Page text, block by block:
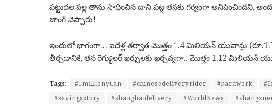
పట్టుదల వల్ల తాను సాధించిన దాని పట్ల తనకు గర్వంగా అనిపించిందని,
జాంగ్ చెప్పారు!
ఇందులో భాగంగా… ఐదేళ్ల తర్వాత మొత్తం 1.4 మిలియన్ యువాన్లు
తీర్చడానికి, తన రెగ్యులర్ ఖర్చులకు ఖర్చవ్వగా.. మొత్తం 1.12 మిలియన్
Tags: #1millionyuan #chinesedeliveryrider #hardwork
#savingsstory
#shanghaidelivery #WorldNews